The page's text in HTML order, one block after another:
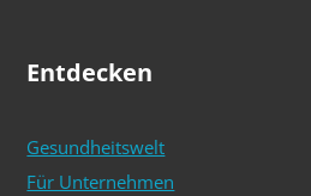
Entdecken
Gesundheitswelt
Für Unternehmen